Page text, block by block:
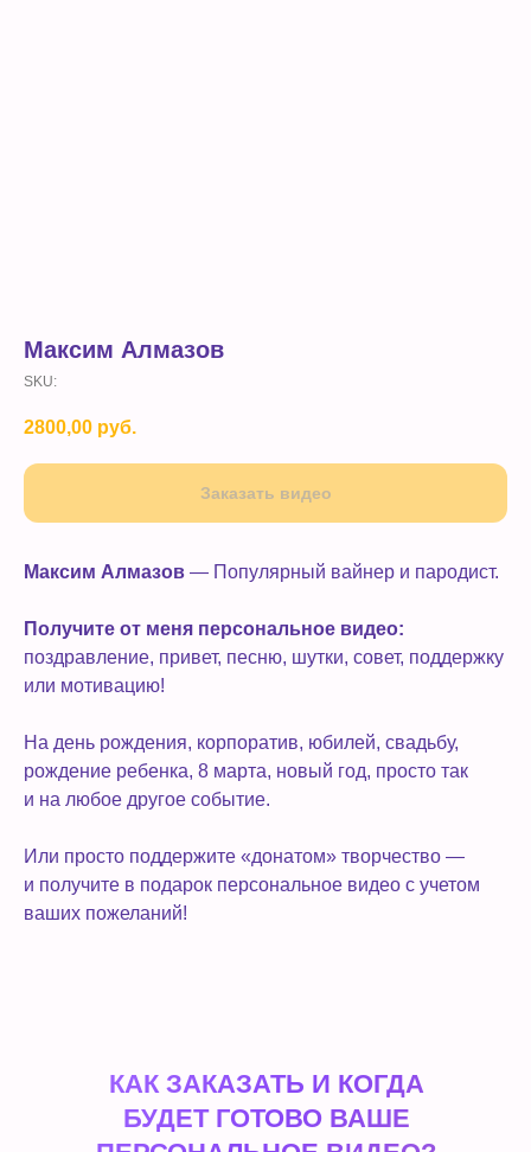
Максим Алмазов
SKU:
2800,00 руб.
Заказать видео
Максим Алмазов — Популярный вайнер и пародист.
Получите от меня персональное видео:
поздравление, привет, песню, шутки, совет, поддержку
или мотивацию!
На день рождения, корпоратив, юбилей, свадьбу,
рождение ребенка, 8 марта, новый год, просто так
и на любое другое событие.
Или просто поддержите «донатом» творчество —
и получите в подарок персональное видео с учетом
ваших пожеланий!
КАК ЗАКАЗАТЬ И КОГДА
БУДЕТ ГОТОВО ВАШЕ